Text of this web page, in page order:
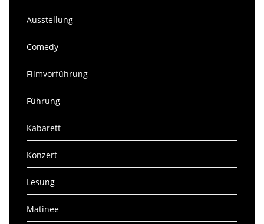
Ausstellung
Comedy
Filmvorführung
Führung
Kabarett
Konzert
Lesung
Matinee